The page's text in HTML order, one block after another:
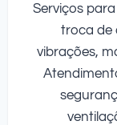
Serviços
troca de
vibrações,